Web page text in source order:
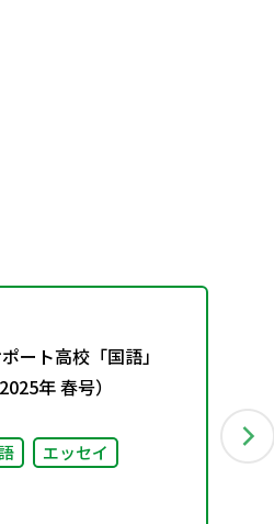
ート高校「国語」
年 春号）
エッセイ